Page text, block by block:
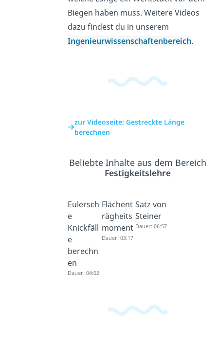
Biegen haben muss. Weitere Videos
dazu findest du in unserem
Ingenieurwissenschaftenbereich.
zur Videoseite: Gestreckte Länge
berechnen
Beliebte Inhalte aus dem Bereich
Festigkeitslehre
Eulersch
e
Knickfäll
e
berechn
en
Dauer: 04:02
Flächent
rägheits
moment
Dauer: 03:17
Satz von
Steiner
Dauer: 06:57